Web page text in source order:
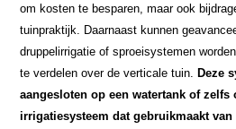
om kosten te besparen, maar ook
tuinpraktijk. Daarnaast kunnen
druppelirrigatie of sproeisystemen
te verdelen over de verticale tuin.
Deze
aangesloten op een watertank of zelfs
irrigatiesysteem dat gebruikmaakt